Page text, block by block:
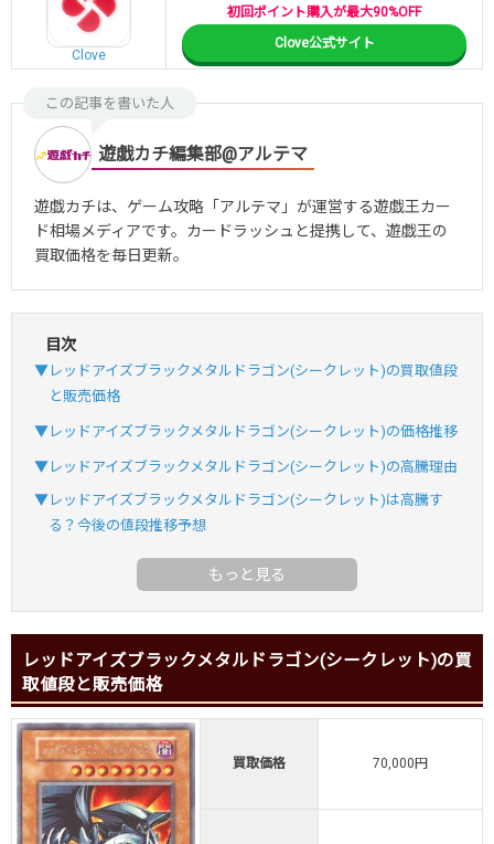
Clove
初回ポイント購入が最大90%OFF
Clove公式サイト
この記事を書いた人
遊戯カチ編集部@アルテマ
遊戯カチは、ゲーム攻略「アルテマ」が運営する遊戯王カー
ド相場メディアです。カードラッシュと提携して、遊戯王の
買取価格を毎日更新。
目次
▼レッドアイズブラックメタルドラゴン(シークレット)の買取値段
と販売価格
▼レッドアイズブラックメタルドラゴン(シークレット)の価格推移
▼レッドアイズブラックメタルドラゴン(シークレット)の高騰理由
▼レッドアイズブラックメタルドラゴン(シークレット)は高騰す
る？今後の値段推移予想
レッドアイズブラックメタルドラゴン(シークレット)の買
取値段と販売価格
買取価格 70,000円